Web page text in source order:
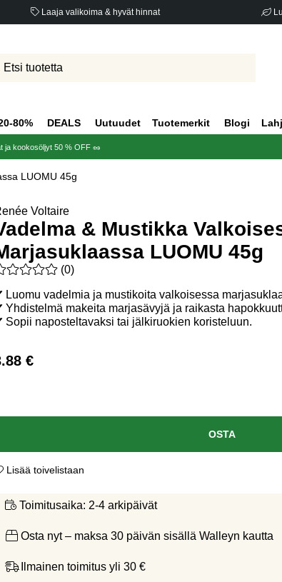
Laaja valikoima & hyvät hinnat
80% DEALS Uutuudet Tuotemerkit Blogi
ja kookosöljyt 50 % OFF 🥜
LUOMU 45g
Voltaire
& Mustikka
LUOMU 45g
0 / 5 Arvioiden määrä 0
(0)
Luomu vadelmia ja mustikoita valkoisessa
Yhdistelmä makeita marjasävyjä ja raikasta
Sopii naposteltavaksi tai jälkiruokien koristeluun.
€
OSTA
Lisää toivelistaan
Toimitusaika: 2-4 arkipäivät
Osta nyt – maksa 30 päivän sisällä Walleyn kautta
Ilmainen toimitus yli 30 €